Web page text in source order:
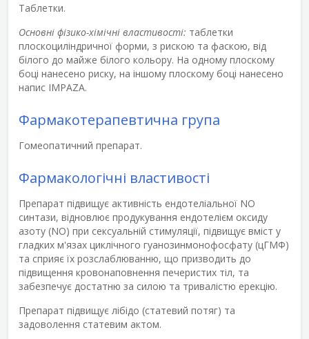
Таблетки.
Основні фізико-хімічні властивості: таблетки
плоскоциліндричної форми, з рискою та фаскою, від
білого до майже білого кольору. На одному плоскому
боці нанесено риску, на іншому плоскому боці нанесено
напис IMPAZA.
Фармакотерапевтична група
Гомеопатичний препарат.
Фармакологічні властивості
Препарат підвищує активність ендотеліальної NO
синтази, відновлює продукування ендотелієм оксиду
азоту (NO) при сексуальній стимуляції, підвищує вміст у
гладких м'язах циклічного гуанозинмонофосфату (цГМФ)
та сприяє їх розслаблюванню, що призводить до
підвищення кровонаповнення печеристих тіл, та
забезпечує достатню за силою та тривалістю ерекцію.
Препарат підвищує лібідо (статевий потяг) та
задоволення статевим актом.